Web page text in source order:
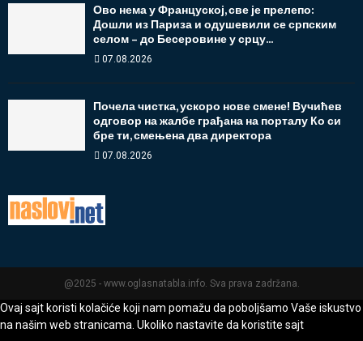
Ово нема у Француској, све је прелепо:
Дошли из Париза и одушевили се српским
селом – до Бесеровине у срцу...
07.08.2026
Почела чистка, ускоро нове смене! Вучићев
одговор на жалбе грађана на порталу Ко си
бре ти, смењена два директора
07.08.2026
@2025 - www.oglasnatabla.info. Sva prava zadržana.
Ovaj sajt koristi kolačiće koji nam pomažu da poboljšamo Vaše iskustvo
na našim web stranicama. Ukoliko nastavite da koristite sajt